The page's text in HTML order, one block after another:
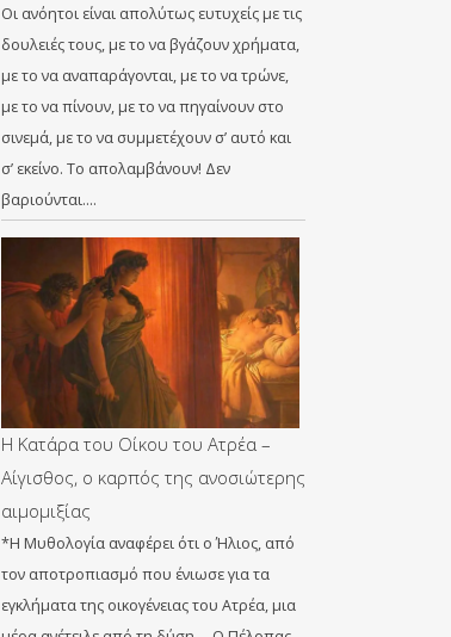
Οι ανόητοι είναι απολύτως ευτυχείς με τις
δουλειές τους, με το να βγάζουν χρήματα,
με το να αναπαράγονται, με το να τρώνε,
με το να πίνουν, με το να πηγαίνουν στο
σινεμά, με το να συμμετέχουν σ’ αυτό και
σ’ εκείνο. Το απολαμβάνουν! Δεν
βαριούνται….
Η Κατάρα του Οίκου του Ατρέα –
Αίγισθος, ο καρπός της ανοσιώτερης
αιμομιξίας
*Η Μυθολογία αναφέρει ότι ο Ήλιος, από
τον αποτροπιασμό που ένιωσε για τα
εγκλήματα της οικογένειας του Ατρέα, μια